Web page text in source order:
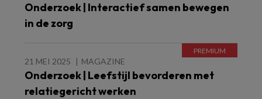
Onderzoek | Interactief samen bewegen
in de zorg
21 MEI 2025 MAGAZINE
Onderzoek | Leefstijl bevorderen met
relatiegericht werken